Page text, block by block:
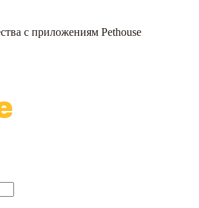
с приложениям Pethouse